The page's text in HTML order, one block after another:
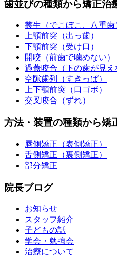
歯並びの種類から矯正治
叢生（でこぼこ、八重歯
上顎前突（出っ歯）
下顎前突（受け口）
開咬（前歯で噛めない）
過蓋咬合（下の歯が見え
空隙歯列（すきっぱ）
上下顎前突（口ゴボ）
交叉咬合（ずれ）
方法・装置の種類から矯
唇側矯正（表側矯正）
舌側矯正（裏側矯正）
部分矯正
院長ブログ
お知らせ
スタッフ紹介
子どもの話
学会・勉強会
治療について